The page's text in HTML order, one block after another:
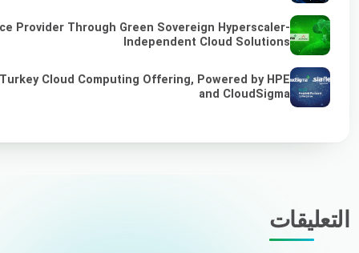
Provider Through Green Sovereign Hyperscaler-
Independent Cloud Solutions
Cloud Computing Offering, Powered by HPE
and CloudSigma
التعليقات